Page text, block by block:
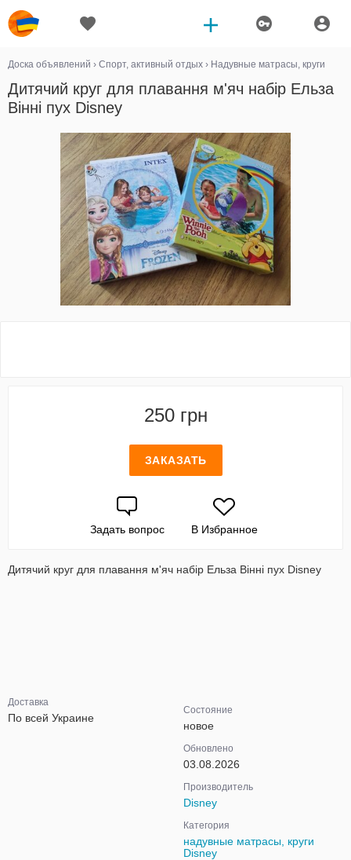
Доска объявлений › Спорт, активный отдых › Надувные матрасы, круги
Дитячий круг для плавання м'яч набір Ельза
Вінні пух Disney
250 грн
ЗАКАЗАТЬ
Задать вопрос В Избранное
Дитячий круг для плавання м'яч набір Ельза Вінні пух Disney
Доставка
По всей Украине
Состояние
новое
Обновлено
03.08.2026
Производитель
Disney
Категория
надувные матрасы, круги
Disney